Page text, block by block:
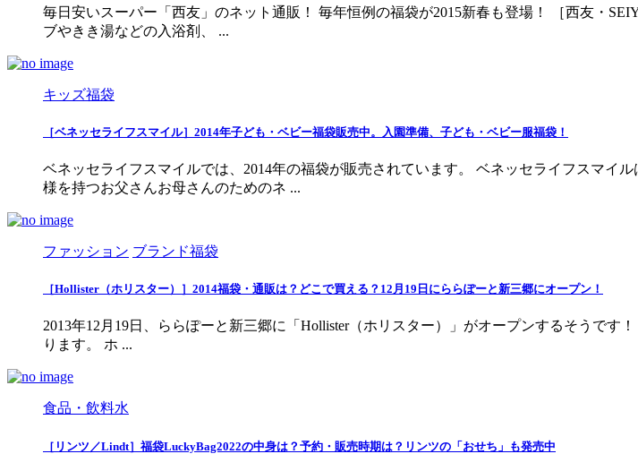
毎日安いスーパー「西友」のネット通販！ 毎年恒例の福袋が2015新春も登場！ ［西友・
ブやきき湯などの入浴剤、 ...
キッズ福袋
［ベネッセライフスマイル］2014年子ども・ベビー福袋販売中。入園準備、子ども・ベビー服福袋！
ベネッセライフスマイルでは、2014年の福袋が販売されています。 ベネッセライフスマイ
様を持つお父さんお母さんのためのネ ...
ファッション ブランド福袋
［Hollister（ホリスター）］2014福袋・通販は？どこで買える？12月19日にららぽーと新三郷にオープン！
2013年12月19日、ららぽーと新三郷に「Hollister（ホリスター）」がオープンするそうで
ります。 ホ ...
食品・飲料水
［リンツ／Lindt］福袋LuckyBag2022の中身は？予約・販売時期は？リンツの「おせち」も発売中